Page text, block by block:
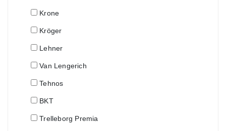
Krone
Kröger
Lehner
Van Lengerich
Tehnos
BKT
Trelleborg Premia